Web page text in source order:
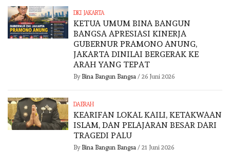
DKI JAKARTA
KETUA UMUM BINA BANGUN
BANGSA APRESIASI KINERJA
GUBERNUR PRAMONO ANUNG,
JAKARTA DINILAI BERGERAK KE
ARAH YANG TEPAT
By Bina Bangun Bangsa/ 26 Juni 2026
DAERAH
KEARIFAN LOKAL KAILI, KETAKWAAN
ISLAM, DAN PELAJARAN BESAR DARI
TRAGEDI PALU
By Bina Bangun Bangsa/ 21 Juni 2026